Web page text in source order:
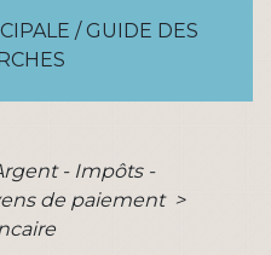
/ GUIDE DES
- Impôts -
de paiement >